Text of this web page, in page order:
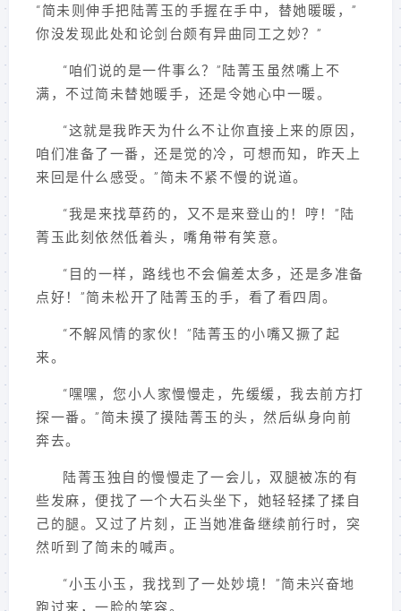
“简未则伸手把陆菁玉的手握在手中，替她暖暖，”
你没发现此处和论剑台颇有异曲同工之妙？”
“咱们说的是一件事么？”陆菁玉虽然嘴上不
满，不过简未替她暖手，还是令她心中一暖。
“这就是我昨天为什么不让你直接上来的原因，
咱们准备了一番，还是觉的冷，可想而知，昨天上
来回是什么感受。”简未不紧不慢的说道。
“我是来找草药的，又不是来登山的！哼！”陆
菁玉此刻依然低着头，嘴角带有笑意。
“目的一样，路线也不会偏差太多，还是多准备
点好！”简未松开了陆菁玉的手，看了看四周。
“不解风情的家伙！”陆菁玉的小嘴又撅了起
来。
“嘿嘿，您小人家慢慢走，先缓缓，我去前方打
探一番。”简未摸了摸陆菁玉的头，然后纵身向前
奔去。
陆菁玉独自的慢慢走了一会儿，双腿被冻的有
些发麻，便找了一个大石头坐下，她轻轻揉了揉自
己的腿。又过了片刻，正当她准备继续前行时，突
然听到了简未的喊声。
“小玉小玉，我找到了一处妙境！”简未兴奋地
跑过来，一脸的笑容。